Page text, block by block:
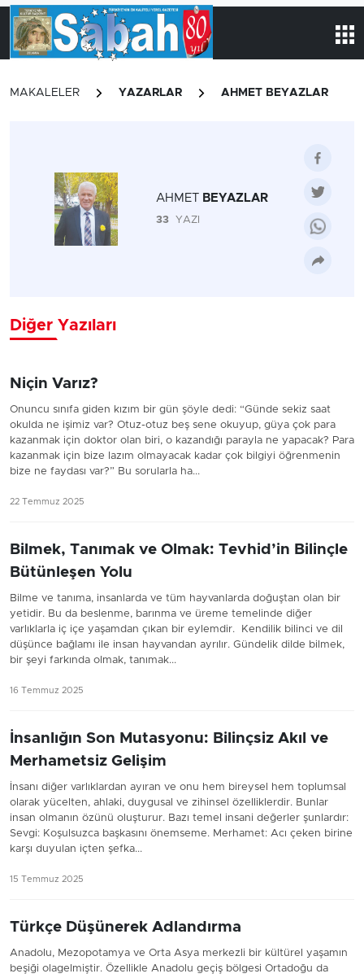
MAKALELER YAZARLAR AHMET BEYAZLAR
AHMET BEYAZLAR
33 YAZI
Diğer Yazıları
Niçin Varız?
Onuncu sınıfa giden kızım bir gün şöyle dedi: “Günde sekiz saat
okulda ne işimiz var? Otuz-otuz beş sene okuyup, güya çok para
kazanmak için doktor olan biri, o kazandığı parayla ne yapacak? Para
kazanmak için bize lazım olmayacak kadar çok bilgiyi öğrenmenin
bize ne faydası var?” Bu sorularla ha...
22 Temmuz 2025
Bilmek, Tanımak ve Olmak: Tevhid’in Bilinçle
Bütünleşen Yolu
Bilme ve tanıma, insanlarda ve tüm hayvanlarda doğuştan olan bir
yetidir. Bu da beslenme, barınma ve üreme temelinde diğer
varlıklarla iç içe yaşamdan çıkan bir eylemdir. Kendilik bilinci ve dil
düşünce bağlamı ile insan hayvandan ayrılır. Gündelik dilde bilmek,
bir şeyi farkında olmak, tanımak...
16 Temmuz 2025
İnsanlığın Son Mutasyonu: Bilinçsiz Akıl ve
Merhametsiz Gelişim
İnsanı diğer varlıklardan ayıran ve onu hem bireysel hem toplumsal
olarak yücelten, ahlaki, duygusal ve zihinsel özelliklerdir. Bunlar
insan olmanın özünü oluşturur. Bazı temel insani değerler şunlardır:
Sevgi: Koşulsuzca başkasını önemseme. Merhamet: Acı çeken birine
karşı duyulan içten şefka...
15 Temmuz 2025
Türkçe Düşünerek Adlandırma
Anadolu, Mezopotamya ve Orta Asya merkezli bir kültürel yaşamın
beşiği olagelmiştir. Özellikle Anadolu geçiş bölgesi Ortadoğu da